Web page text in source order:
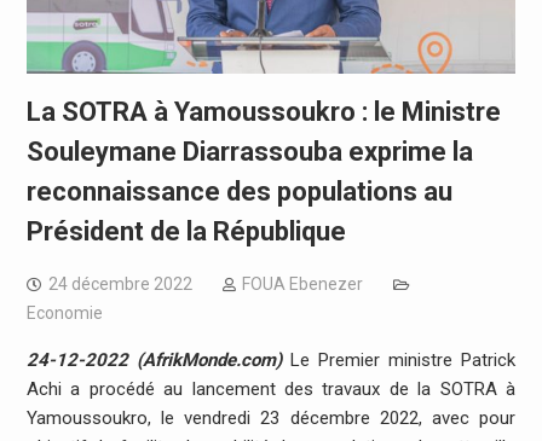
La SOTRA à Yamoussoukro : le Ministre
Souleymane Diarrassouba exprime la
reconnaissance des populations au
Président de la République
24 décembre 2022
FOUA Ebenezer
Economie
24-12-2022 (AfrikMonde.com)Le Premier ministre Patrick
Achi a procédé au lancement des travaux de la SOTRA à
Yamoussoukro, le vendredi 23 décembre 2022, avec pour